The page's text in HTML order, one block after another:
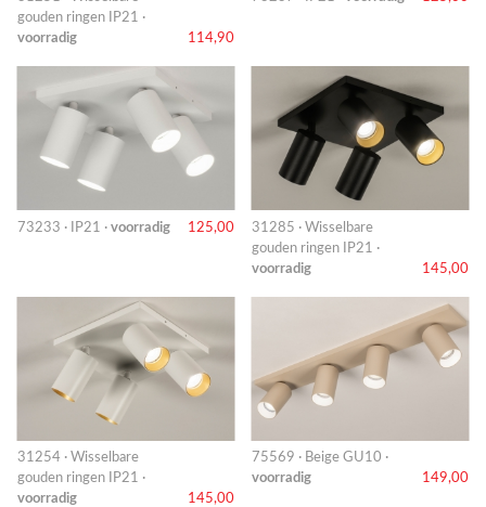
gouden ringen IP21 ·
voorradig
114,90
73233 · IP21 · voorradig 125,00
31285 · Wisselbare
gouden ringen IP21 ·
voorradig
145,00
31254 · Wisselbare
gouden ringen IP21 ·
voorradig
145,00
75569 · Beige GU10 ·
voorradig
149,00